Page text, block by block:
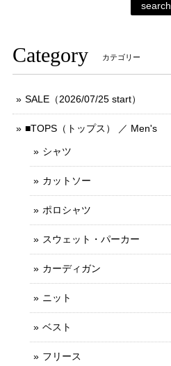
search
Category カテゴリー
SALE（2026/07/25 start）
■TOPS（トップス） ／ Men's
シャツ
カットソー
ポロシャツ
スウェット・パーカー
カーディガン
ニット
ベスト
フリース